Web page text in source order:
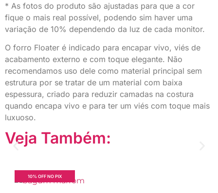
* As fotos do produto são ajustadas para que a cor
fique o mais real possível, podendo sim haver uma
variação de 10% dependendo da luz de cada monitor.
O forro Floater é indicado para encapar vivo, viés de
acabamento externo e com toque elegante. Não
recomendamos uso dele como material principal sem
estrutura por se tratar de um material com baixa
espessura, criado para reduzir camadas na costura
quando encapa vivo e para ter um viés com toque mais
luxuoso.
Veja Também:
10% OFF NO PIX